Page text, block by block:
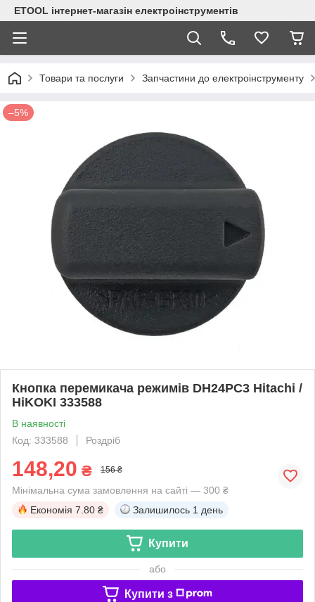
ETOOL інтернет-магазін електроінструментів
Товари та послуги Запчастини до електроінструменту
–5%
Кнопка перемикача режимів DH24PC3 Hitachi /
HiKOKI 333588
В наявності
Код: 333588
Роздріб
148,20 ₴ 156 ₴
Мінімальна сума замовлення на сайті — 300 ₴
Економія 7.80 ₴ Залишилось 1 день
Купити
або
Купити з